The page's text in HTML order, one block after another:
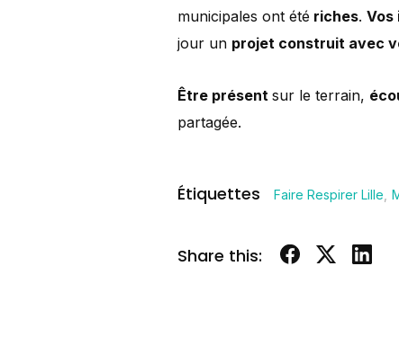
municipales ont été riches. Vos
jour un projet construit avec
Être présent sur le terrain,
partagée.
Étiquettes Faire Respirer Lille
Share this: